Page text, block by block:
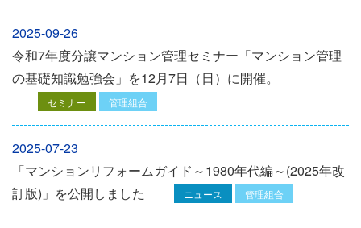
2025-09-26
令和7年度分譲マンション管理セミナー「マンション管理
の基礎知識勉強会」を12⽉7⽇（⽇）に開催。
セミナー 管理組合
2025-07-23
「マンションリフォームガイド～1980年代編～(2025年改
訂版)」を公開しました
ニュース 管理組合